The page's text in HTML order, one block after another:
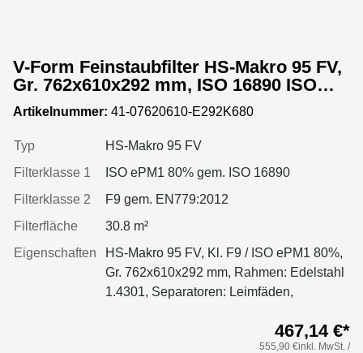
V-Form Feinstaubfilter HS-Makro 95 FV,
Gr. 762x610x292 mm, ISO 16890 ISO
ePM1 80%, Rahmen: Edelstahl 1.4327,
Dichtung: einseitig, geschäumt
Artikelnummer: 41-07620610-E292K680
Typ
HS-Makro 95 FV
Filterklasse 1
ISO ePM1 80% gem. ISO 16890
Filterklasse 2
F9 gem. EN779:2012
Filterfläche
30.8 m²
Eigenschaften
HS-Makro 95 FV, Kl. F9 / ISO ePM1 80%,
Gr. 762x610x292 mm, Rahmen: Edelstahl
1.4301, Separatoren: Leimfäden,
467,14 €*
555,90 €inkl. MwSt. /